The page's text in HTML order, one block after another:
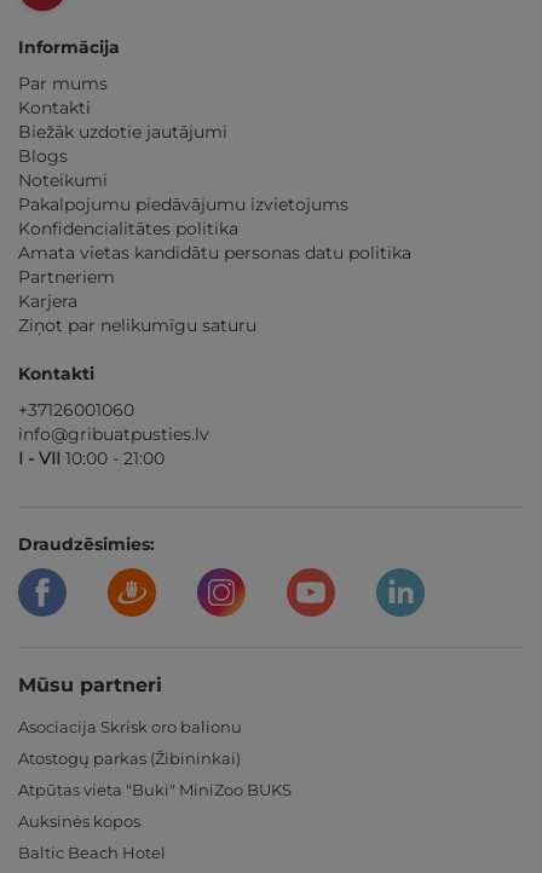
Informācija
Par mums
Kontakti
Biežāk uzdotie jautājumi
Blogs
Noteikumi
Pakalpojumu piedāvājumu izvietojums
Konfidencialitātes politika
Amata vietas kandidātu personas datu politika
Partneriem
Karjera
Ziņot par nelikumīgu saturu
Kontakti
+37126001060
info@gribuatpusties.lv
I - VII 10:00 - 21:00
Draudzēsimies:
Mūsu partneri
Asociacija Skrisk oro balionu
Atostogų parkas (Žibininkai)
Atpūtas vieta "Buki" MiniZoo BUKS
Auksinės kopos
Baltic Beach Hotel